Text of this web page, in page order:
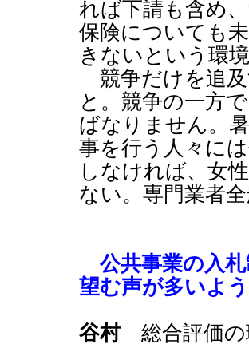
れば下請も含め
保険についても
きないという環
競争だけを追
と。競争の一方
ばなりません。
事を行う人々に
しなければ、女
ない。専門業者
公共事業の入
望む声が多いよ
谷村総合評価の